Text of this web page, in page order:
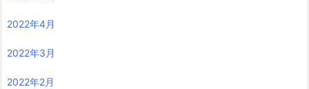
2022年4月
2022年3月
2022年2月